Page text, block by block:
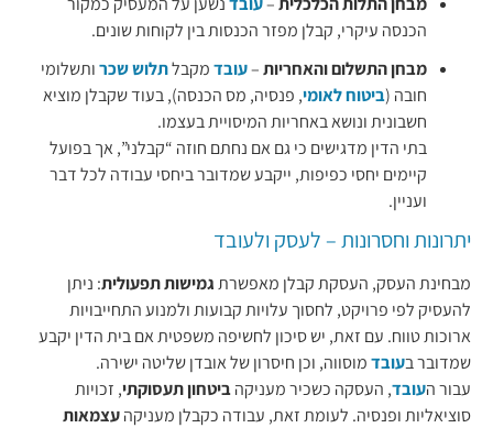
הכנסה עיקרי, קבלן מפזר הכנסות בין לקוחות שונים.
מבחן התשלום והאחריות–עובדמקבלתלוש שכרותשלומי
חובה (ביטוח לאומי, פנסיה, מס הכנסה), בעוד שקבלן מוציא
חשבונית ונושא באחריות המיסויית בעצמו.
בתי הדין מדגישים כי גם אם נחתם חוזה “קבלני”, אך בפועל
קיימים יחסי כפיפות, ייקבע שמדובר ביחסי עבודה לכל דבר
ועניין.
יתרונות וחסרונות – לעסק ולעובד
מבחינת העסק, העסקת קבלן מאפשרתגמישות תפעולית: ניתן
להעסיק לפי פרויקט, לחסוך עלויות קבועות ולמנוע התחייבויות
ארוכות טווח. עם זאת, יש סיכון לחשיפה משפטית אם בית הדין יקבע
שמדובר בעובדמוסווה, וכן חיסרון של אובדן שליטה ישירה.
עבור העובד, העסקה כשכיר מעניקהביטחון תעסוקתי, זכויות
סוציאליות ופנסיה. לעומת זאת, עבודה כקבלן מעניקהעצמאות